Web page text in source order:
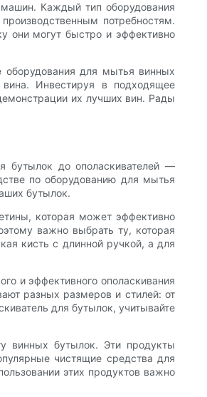
Каждый тип оборудования
потребностям.
они могут быстро и эффективно
оборудования для мытья винных
вина. Инвестируя в подходящее
их лучших вин. Рады
бутылок до ополаскивателей —
по оборудованию для мытья
бутылок.
которая может эффективно
важно выбрать ту, которая
кисть с длинной ручкой, а для
и эффективного ополаскивания
разных размеров и стилей: от
для бутылок, учитывайте
винных бутылок. Эти продукты
чистящие средства для
этих продуктов важно